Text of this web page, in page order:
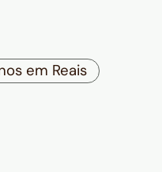
em Reais